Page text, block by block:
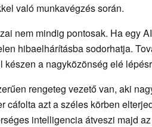
való munkavégzés során.
nem mindig pontosak. Ha egy
hibaelhárításba sodorhatja.
a nagyközönség elé
rengeteg vezető van, aki
cáfolta azt a széles körben
intelligencia átveszi majd az